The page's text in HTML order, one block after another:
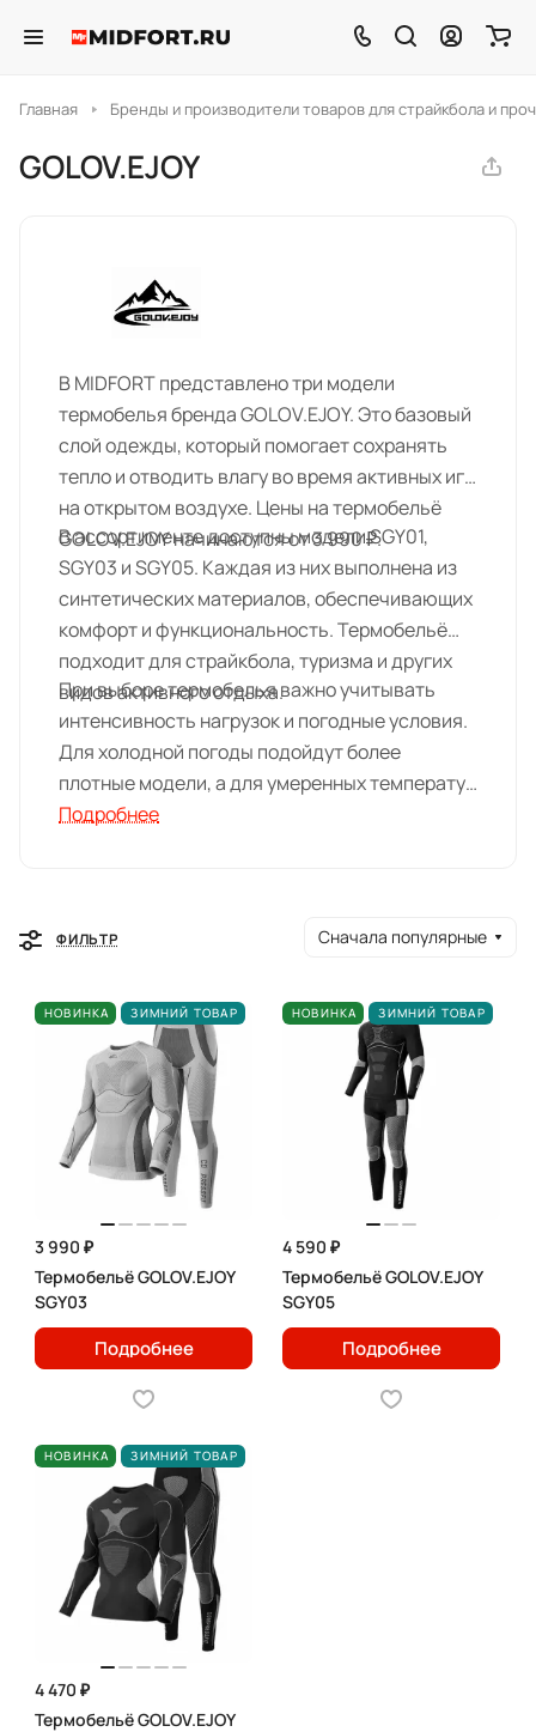
Главная Бренды и производители товаров для страйкбола и
GOLOV.EJOY
В MIDFORT представлено три модели
термобелья бренда GOLOV.EJOY. Это базовый
слой одежды, который помогает сохранять
тепло и отводить влагу во время активных игр
на открытом воздухе. Цены на термобельё
GOLOV.EJOY начинаются от 3 990 ₽.
В ассортименте доступны модели SGY01,
SGY03 и SGY05. Каждая из них выполнена из
синтетических материалов, обеспечивающих
комфорт и функциональность. Термобельё
подходит для страйкбола, туризма и других
видов активного отдыха.
При выборе термобелья важно учитывать
интенсивность нагрузок и погодные условия.
Для холодной погоды подойдут более
плотные модели, а для умеренных температур
— лёгкие варианты. Термобельё GOLOV.EJOY
Подробнее
ФИЛЬТР Сначала популярные
НОВИНКА ЗИМНИЙ ТОВАР
3 990 ₽
Термобельё GOLOV.EJOY
SGY03
Подробнее
НОВИНКА ЗИМНИЙ ТОВАР
4 590 ₽
Термобельё GOLOV.EJOY
SGY05
Подробнее
НОВИНКА ЗИМНИЙ ТОВАР
4 470 ₽
Термобельё GOLOV.EJOY